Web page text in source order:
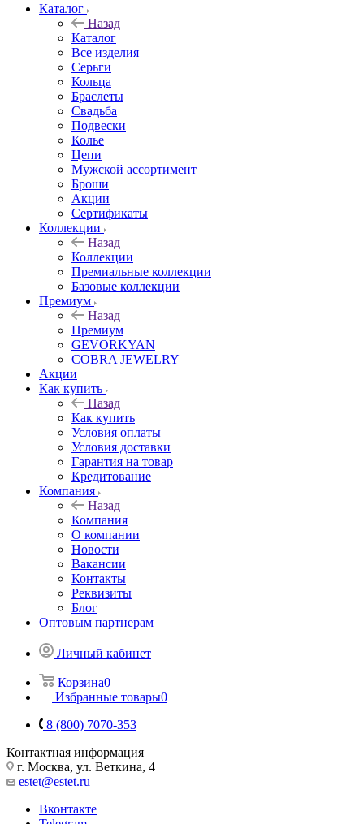
Каталог
Назад
Каталог
Все изделия
Серьги
Кольца
Браслеты
Свадьба
Подвески
Колье
Цепи
Мужской ассортимент
Броши
Акции
Сертификаты
Коллекции
Назад
Коллекции
Премиальные коллекции
Базовые коллекции
Премиум
Назад
Премиум
GEVORKYAN
COBRA JEWELRY
Акции
Как купить
Назад
Как купить
Условия оплаты
Условия доставки
Гарантия на товар
Кредитование
Компания
Назад
Компания
О компании
Новости
Вакансии
Контакты
Реквизиты
Блог
Оптовым партнерам
Личный кабинет
Корзина0
Избранные товары0
8 (800) 7070-353
Контактная информация
г. Москва, ул. Веткина, 4
estet@estet.ru
Вконтакте